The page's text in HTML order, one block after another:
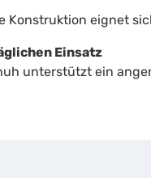
Konstruktion eignet
Einsatz
unterstützt ein